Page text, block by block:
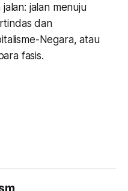
jalan menuju
dan
Negara, atau
fasis.